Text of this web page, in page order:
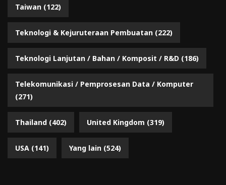
Taiwan (122)
Teknologi & Kejuruteraan Pembuatan (222)
Teknologi Lanjutan / Bahan / Komposit / R&D (186)
Telekomunikasi / Pemprosesan Data / Komputer
(271)
Thailand (402) United Kingdom (319)
USA (141) Yang lain (524)